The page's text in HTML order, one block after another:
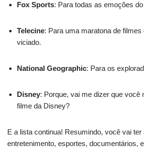
Fox Sports: Para todas as emoções
Telecine: Para uma maratona de filmes
viciado.
National Geographic: Para os
Disney: Porque, vai me dizer que você
filme da Disney?
E a lista continua! Resumindo, você vai
entretenimento, esportes, documentários,